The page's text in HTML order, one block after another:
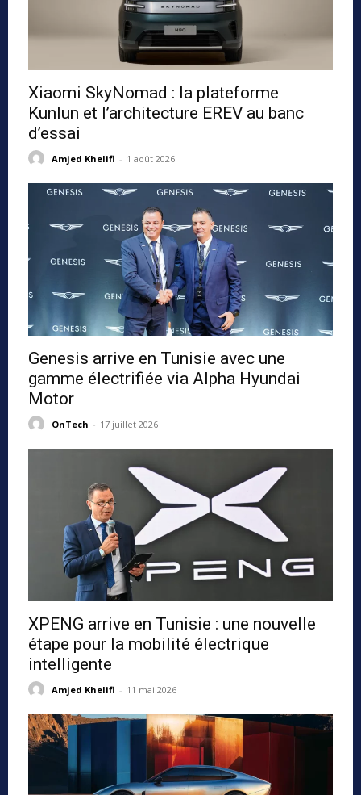
Xiaomi SkyNomad : la plateforme
Kunlun et l’architecture EREV au banc
d’essai
Amjed Khelifi - 1 août 2026
Genesis arrive en Tunisie avec une
gamme électrifiée via Alpha Hyundai
Motor
OnTech - 17 juillet 2026
XPENG arrive en Tunisie : une nouvelle
étape pour la mobilité électrique
intelligente
Amjed Khelifi - 11 mai 2026